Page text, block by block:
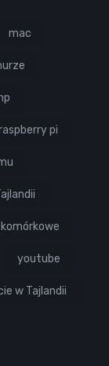
mac
pi
youtube
w Tajlandii